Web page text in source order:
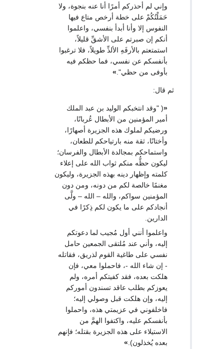
وإني لم أحذركم أمرًا أنا عنه بنجوة، ولا
حَمَلْتُكُمْ على خطة أرخص متاع فيها
النفوس إلا وأنا أبدأ بنفسي، واعلموا
أنكم إن صبرتم على الأشقِّ قليلاً،
استمتعتم بالأرفَهِ الألذِّ طويلاً، فلا ترغبوا
بأنفسكم عن نفسي، فما حظكم فيه
بأوفى من حظي".»
( "وقد انتخبكم الوليد بن عبد الملك
أمير المؤمنين من الأبطال عُربانًا،
ورضيكم لملوك هذه الجزيرة أصهارًا،
وأختانًا، ثقة منه بارتياحكم للطعان،
واستماحكم بمجالدة الأبطال والفرسان؛
ليكون حظُّه منكم ثواب الله على إعلاء
كلمته وإظهار دينه بهذه الجزيرة، وليكون
مغنمًا خالصة لكم من دونه، ومن دون
المؤمنين سواكم، والله – الله – ولَّى
أنجادكم على ما يكون لكم ذِكرًا في
واعلموا أنني أول مُجيب لما دعوتكم
إليه، وأني عند مُلتقى الجمعين حامل
نفسي على طاغية القوم لذريق، فقاتله
- إن شاء الله -، فاحملوا معي، فإن
هلكت بعده، فقد كفيتكم أمره، ولم
يعوزكم بطلب عاقد تسندون أموركم
إليه، وإن هلكت قبل وصولي إليه؛
فاخلفوني في عزيمتي هذه، واحملوا
بأنفسكم عليه، واكتفوا الهمَّ من
الاستيلاء على هذه الجزيرة بقتله؛ فإنهم
بعده يُخذلون).»